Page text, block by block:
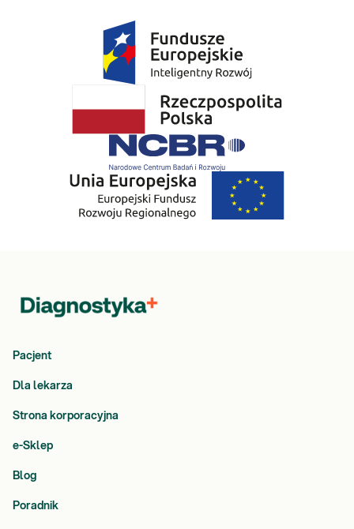
Pacjent
Dla lekarza
Strona korporacyjna
e-Sklep
Blog
Poradnik